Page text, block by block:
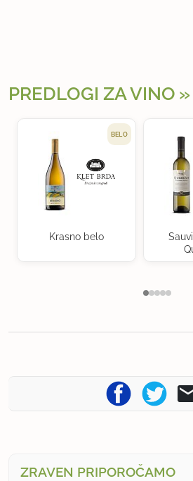
PREDLOGI ZA VINO
BELO
Krasno belo
ZRAVEN PRIPOROČAMO